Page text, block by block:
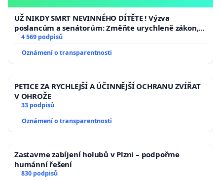
UŽ NIKDY SMRT NEVINNÉHO DÍTĚTE ! Výzva
poslancům a senátorům: Změňte urychleně zákon,
aby se tragédie malé Viktorky už nemohla opakovat!
4 569 podpisů
Oznámení o transparentnosti
PETICE ZA RYCHLEJŠÍ A ÚČINNĚJŠÍ OCHRANU ZVÍŘAT
V OHROŽE
33 podpisů
Oznámení o transparentnosti
Zastavme zabíjení holubů v Plzni – podpořme
humánní řešení
830 podpisů